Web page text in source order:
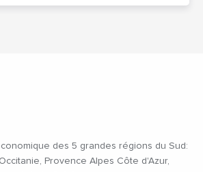
des 5 grandes régions du Sud:
Provence Alpes Côte d'Azur,